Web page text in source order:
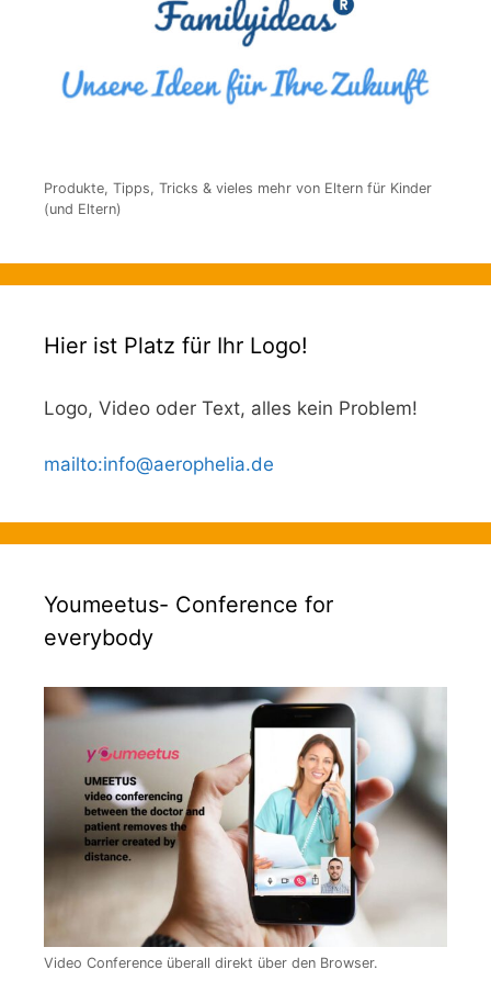
Produkte, Tipps, Tricks & vieles mehr von Eltern für Kinder
(und Eltern)
Hier ist Platz für Ihr Logo!
Logo, Video oder Text, alles kein Problem!
mailto:info@aerophelia.de
Youmeetus- Conference for
everybody
Video Conference überall direkt über den Browser.